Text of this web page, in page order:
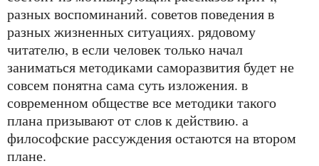
разных воспоминаний. советов поведения в
разных жизненных ситуациях. рядовому
читателю, в если человек только начал
заниматься методиками саморазвития будет не
совсем понятна сама суть изложения. в
современном обществе все методики такого
плана призывают от слов к действию. а
философские рассуждения остаются на втором
плане.